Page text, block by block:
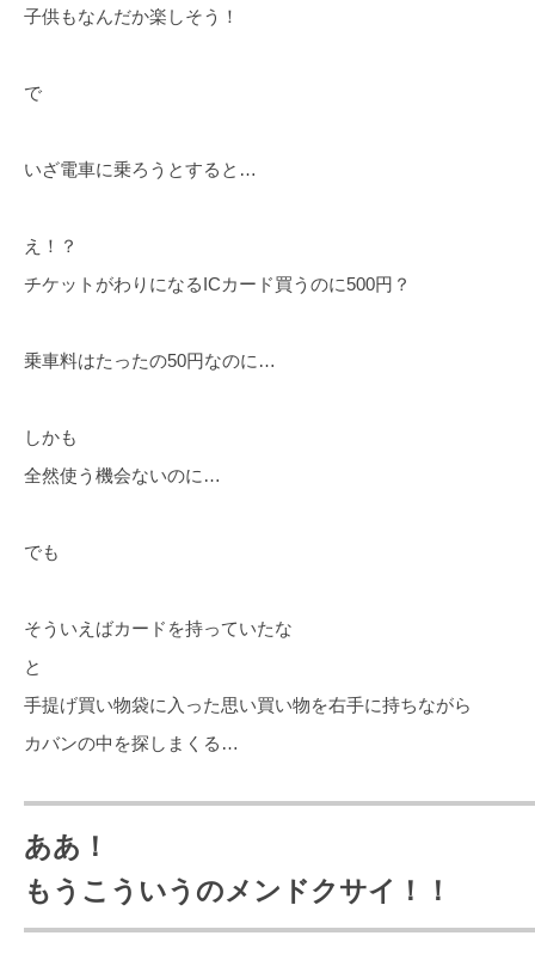
子供もなんだか楽しそう！
で
いざ電車に乗ろうとすると…
え！？
チケットがわりになるICカード買うのに500円？
乗車料はたったの50円なのに…
しかも
全然使う機会ないのに…
でも
そういえばカードを持っていたな
と
手提げ買い物袋に入った思い買い物を右手に持ちながら
カバンの中を探しまくる…
ああ！
もうこういうのメンドクサイ！！